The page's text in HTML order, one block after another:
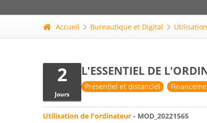
Accueil Bureautique et Digital
2
Jours
L'ESSENTIEL DE
Présentiel et distanciel
Utilisation de l'ordinateur - MOD_20221565